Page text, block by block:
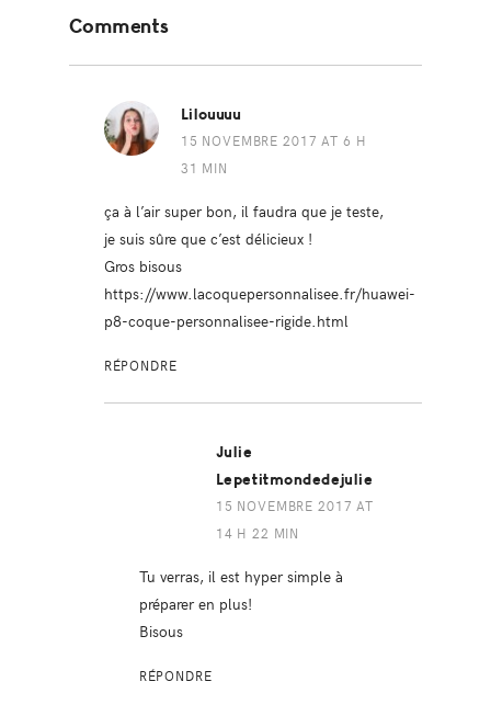
Interactions
Comments
Lilouuuu
15 NOVEMBRE 2017 AT 6 H
31 MIN
ça à l’air super bon, il faudra que je teste,
je suis sûre que c’est délicieux !
Gros bisous
https://www.lacoquepersonnalisee.fr/huawei-
p8-coque-personnalisee-rigide.html
RÉPONDRE
Julie
Lepetitmondedejulie
15 NOVEMBRE 2017 AT
14 H 22 MIN
Tu verras, il est hyper simple à
préparer en plus!
Bisous
RÉPONDRE